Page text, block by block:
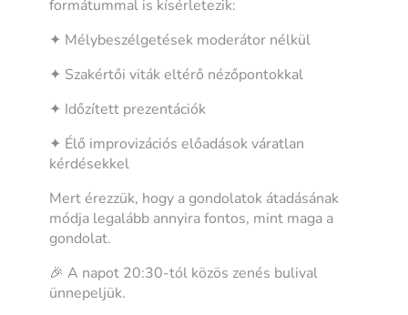
formátummal is kísérletezik:
✦ Mélybeszélgetések moderátor nélkül
✦ Szakértői viták eltérő nézőpontokkal
✦ Időzített prezentációk
✦ Élő improvizációs előadások váratlan
kérdésekkel
Mert érezzük, hogy a gondolatok átadásának
módja legalább annyira fontos, mint maga a
gondolat.
🎉 A napot 20:30-tól közös zenés bulival
ünnepeljük.